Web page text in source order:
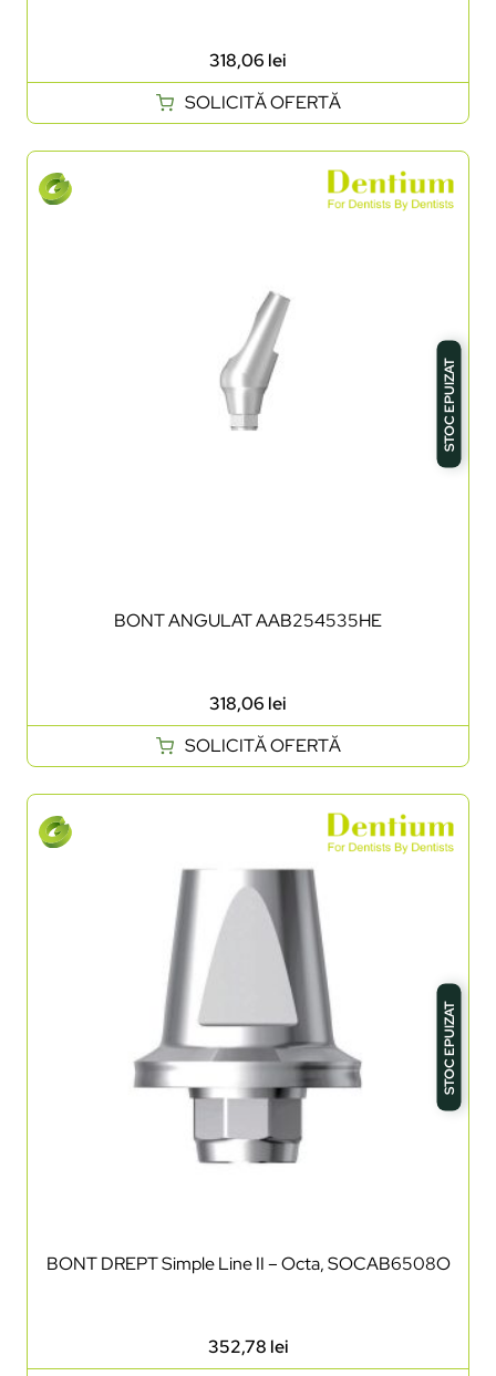
318,06 lei
SOLICITĂ OFERTĂ
STOC EPUIZAT
BONT ANGULAT AAB254535HE
318,06 lei
SOLICITĂ OFERTĂ
STOC EPUIZAT
BONT DREPT Simple Line II – Octa, SOCAB6508O
352,78 lei